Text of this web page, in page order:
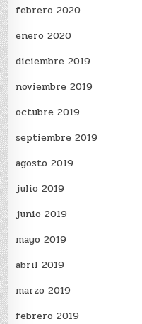
febrero 2020
enero 2020
diciembre 2019
noviembre 2019
octubre 2019
septiembre 2019
agosto 2019
julio 2019
junio 2019
mayo 2019
abril 2019
marzo 2019
febrero 2019